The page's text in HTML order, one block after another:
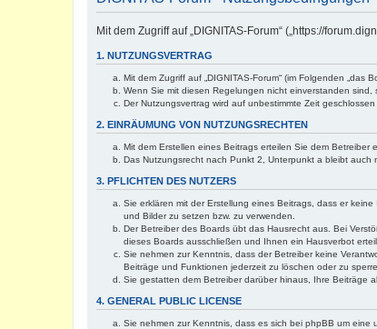
Mit dem Zugriff auf „DIGNITAS-Forum“ („https://
1. NUTZUNGSVERTRAG
Mit dem Zugriff auf „DIGNITAS-Forum“ (im Folgenden
Wenn Sie mit diesen Regelungen nicht einverstanden
Der Nutzungsvertrag wird auf unbestimmte Zeit
2. EINRÄUMUNG VON NUTZUNGSRECHTEN
Mit dem Erstellen eines Beitrags erteilen Sie dem
Das Nutzungsrecht nach Punkt 2, Unterpunkt a bleibt auch
3. PFLICHTEN DES NUTZERS
Sie erklären mit der Erstellung eines Beitrags, dass er
und Bilder zu setzen bzw. zu verwenden.
Der Betreiber des Boards übt das Hausrecht aus. Bei
dieses Boards ausschließen und Ihnen ein Hausverbot
Sie nehmen zur Kenntnis, dass der Betreiber keine
Beiträge und Funktionen jederzeit zu löschen oder zu
Sie gestatten dem Betreiber darüber hinaus, Ihre Beiträge
4. GENERAL PUBLIC LICENSE
Sie nehmen zur Kenntnis, dass es sich bei phpBB um eine